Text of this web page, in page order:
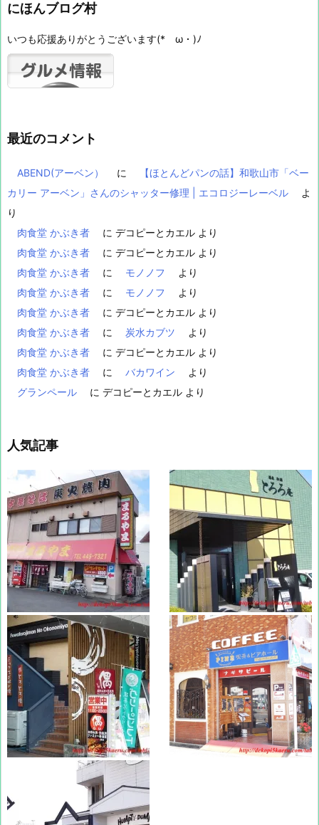
にほんブログ村
いつも応援ありがとうございます(*ゝω・)ﾉ
最近のコメント
ABEND(アーベン） に
【ほとんどパンの話】和歌山市「ベー
カリー アーベン」さんのシャッター修理 | エコロジーレーベル
よ
り
肉食堂 かぶき者
に デコピーとカエル より
肉食堂 かぶき者
に デコピーとカエル より
肉食堂 かぶき者
に モノノフ
より
肉食堂 かぶき者
に モノノフ
より
肉食堂 かぶき者
に デコピーとカエル より
肉食堂 かぶき者
に 炭水カブツ
より
肉食堂 かぶき者
に デコピーとカエル より
肉食堂 かぶき者
に バカワイン
より
グランペール
に デコピーとカエル より
人気記事